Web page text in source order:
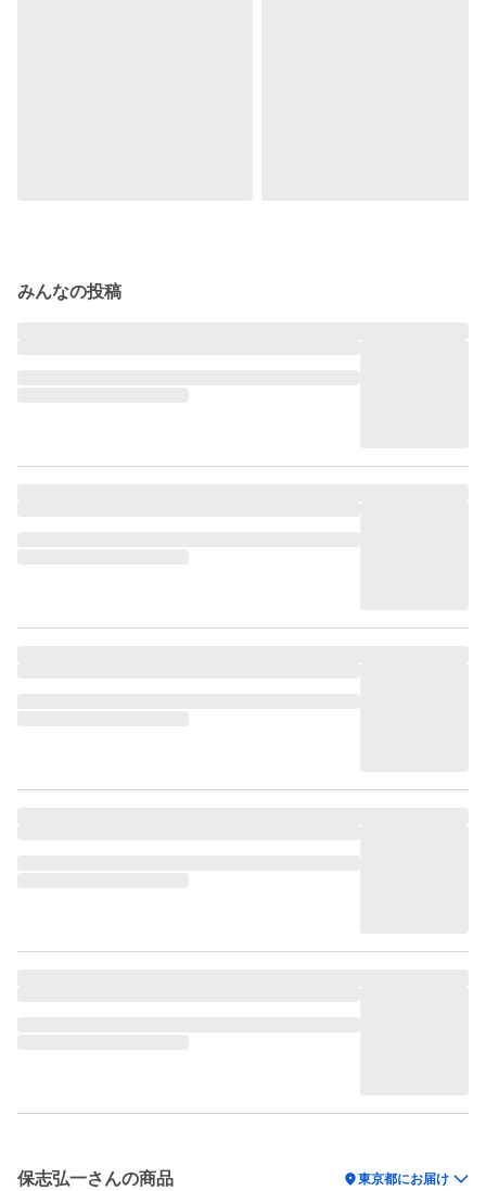
みんなの投稿
保志弘一さんの商品 location_on東京都にお届け